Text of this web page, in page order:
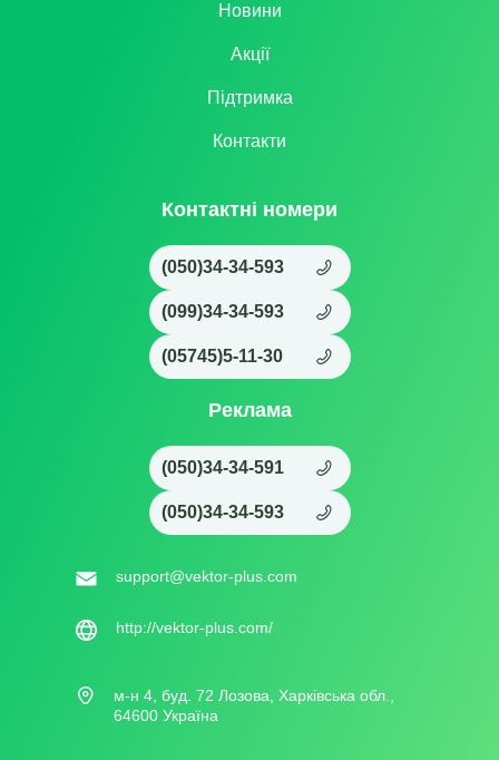
Новини
Акції
Підтримка
Контакти
Контактні номери
(050)34-34-593
(099)34-34-593
(05745)5-11-30
Реклама
(050)34-34-591
(050)34-34-593
support@vektor-plus.com
http://vektor-plus.com/
м-н 4, буд. 72 Лозова, Харківська обл.,
64600 Україна